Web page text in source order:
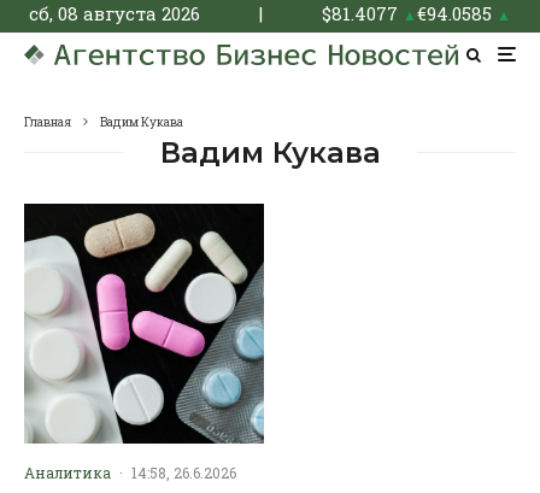
сб, 08 августа 2026 | $81.4077 ▲€94.0585 ▲
Главная Вадим Кукава
Вадим Кукава
Аналитика · 14:58, 26.6.2026